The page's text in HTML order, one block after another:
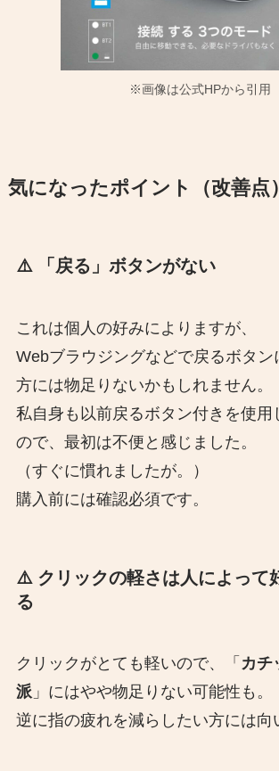
※画像は公式HPから引用
気になったポイント（改善点）
⚠️ 「戻る」ボタンがない
これは個人の好みによりますが、
Webブラウジングなどで戻るボタン
方には物足りないかもしれません。
私自身も以前戻るボタン付きを使用
ので、最初は不便と感じました。
（すぐに慣れましたが。）
購入前には確認必須です。
⚠️ クリックの軽さは人によって
る
クリックがとても軽いので、「 カチ
派」にはやや物足りない可能性も。
逆に指の疲れを減らしたい方には向